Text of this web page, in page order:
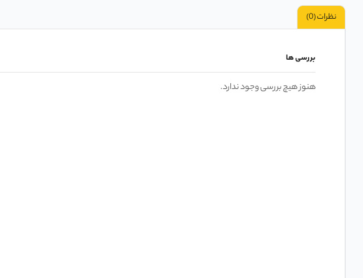
نظرات (0)
بررسی ها
هنوز هیچ بررسی وجود ندارد.